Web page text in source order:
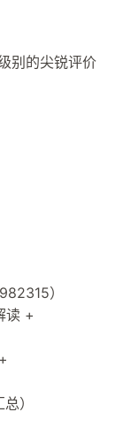
别的尖锐评价
）
读 +
）